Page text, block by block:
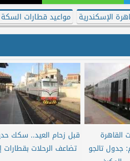
الإسكندرية مواعيد قطارات السكة
القاهرة
جدول تالجو
قبل زحام العيد.. سكك
تضاعف الرحلات بقطارات